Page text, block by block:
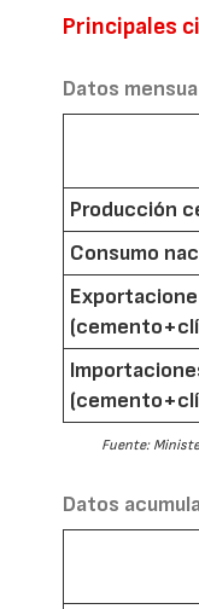
Principales
Datos
Producción
Consumo
Fuente:
Datos